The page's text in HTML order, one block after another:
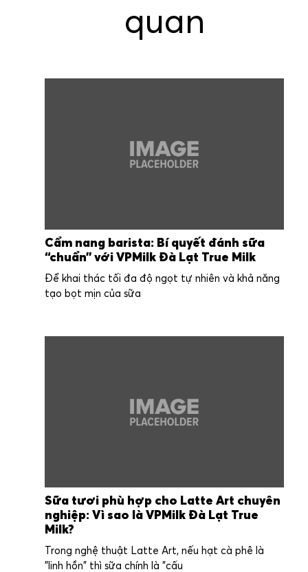
quan
Cẩm nang barista: Bí quyết đánh sữa
“chuẩn” với VPMilk Đà Lạt True Milk
Để khai thác tối đa độ ngọt tự nhiên và khả năng
tạo bọt mịn của sữa
Sữa tươi phù hợp cho Latte Art chuyên
nghiệp: Vì sao là VPMilk Đà Lạt True
Milk?
Trong nghệ thuật Latte Art, nếu hạt cà phê là
"linh hồn" thì sữa chính là "cấu